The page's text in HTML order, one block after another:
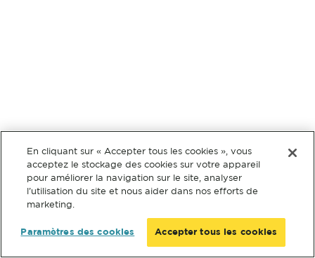
En cliquant sur « Accepter tous les cookies », vous
acceptez le stockage des cookies sur votre appareil
pour améliorer la navigation sur le site, analyser
l’utilisation du site et nous aider dans nos efforts de
marketing.
Paramètres des cookies Accepter tous les cookies